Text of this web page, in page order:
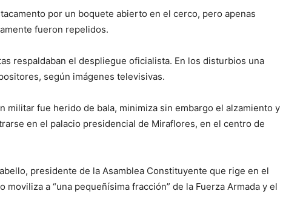
por un boquete abierto en el cerco, pero apenas
fueron repelidos.
respaldaban el despliegue oficialista. En los disturbios una
según imágenes televisivas.
militar fue herido de bala, minimiza sin embargo el alzamiento y
en el palacio presidencial de Miraflores, en el centro de
presidente de la Asamblea Constituyente que rige en el
moviliza a “una pequeñísima fracción” de la Fuerza Armada y el